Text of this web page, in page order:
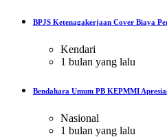
BPJS Ketenagakerjaan Cover Biaya
Kendari
1 bulan yang lalu
Bendahara Umum PB KEPMMI
Nasional
1 bulan yang lalu